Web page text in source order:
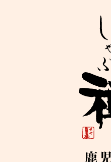
店
ブラ
ご予